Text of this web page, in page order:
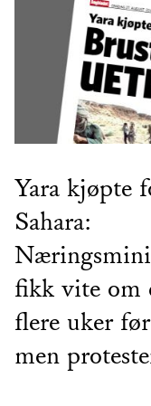
Yara kjøpte
Sahara:
fikk vite om
flere uker
men